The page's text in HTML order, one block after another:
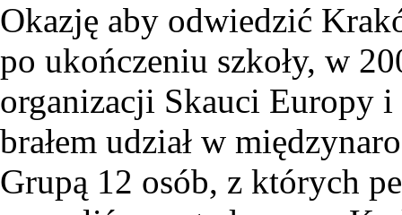
Okazję aby odwiedzić
po ukończeniu szkoły, w
organizacji Skauci Europy
brałem udział w
Grupą 12 osób, z których